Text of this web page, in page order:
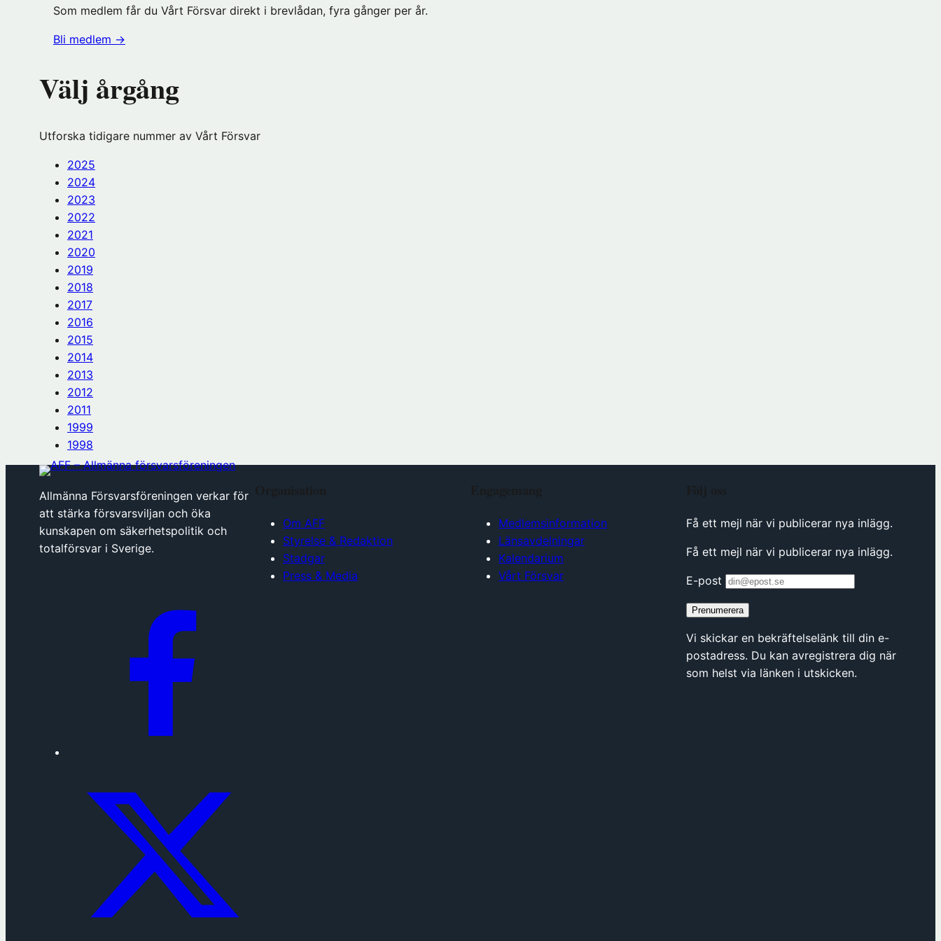
Som medlem får du Vårt Försvar direkt i brevlådan, fyra gånger per år.
Bli medlem →
fönster
hos
Välj årgång
Utforska tidigare nummer av Vårt Försvar
2025
2024
2023
2022
2021
2020
2019
2018
2017
2016
2015
2014
2013
2012
2011
1999
1998
Allmänna Försvarsföreningen verkar för
att stärka försvarsviljan och öka
kunskapen om säkerhetspolitik och
totalförsvar i Sverige.
Om AFF
Styrelse & Redaktion
Stadgar
Press & Media
Medlemsinformation
Länsavdelningar
Kalendarium
Vårt Försvar
Få ett mejl när vi publicerar nya inlägg.
Få ett mejl när vi publicerar nya inlägg.
E-post
Prenumerera
Vi skickar en bekräftelselänk till din e-
postadress. Du kan avregistrera dig när
som helst via länken i utskicken.